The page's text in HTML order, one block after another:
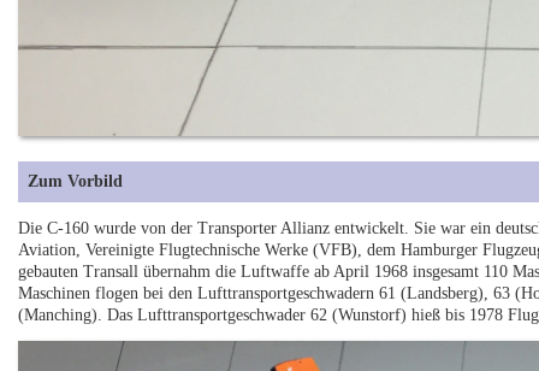
Zum Vorbild
Die C-160 wurde von der Transporter Allianz entwickelt. Sie war ein
Aviation, Vereinigte Flugtechnische Werke (VFB), dem Hamburger
gebauten Transall übernahm die Luftwaffe ab April 1968 insgesamt 110
Maschinen flogen bei den Lufttransportgeschwadern 61 (Landsberg), 63
(Manching). Das Lufttransportgeschwader 62 (Wunstorf) hieß bis 1978